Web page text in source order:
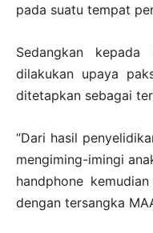
pada suatu tempat
Sedangkan
dilakukan upaya
ditetapkan sebagai
“Dari hasil
mengiming-imingi
handphone
dengan tersangka